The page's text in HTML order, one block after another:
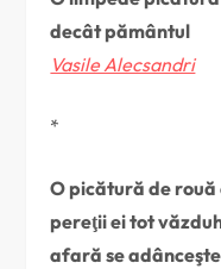
decât pământul
Vasile Alecsandri
*
O picătură de
pereţii ei tot
afară se